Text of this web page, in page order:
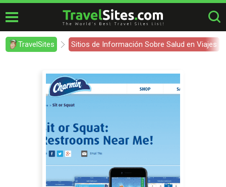
TravelSites Sitios de Información Sobre Salud en Viajes